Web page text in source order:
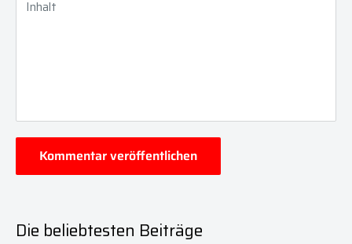
Inhalt
Kommentar veröffentlichen
Die beliebtesten Beiträge